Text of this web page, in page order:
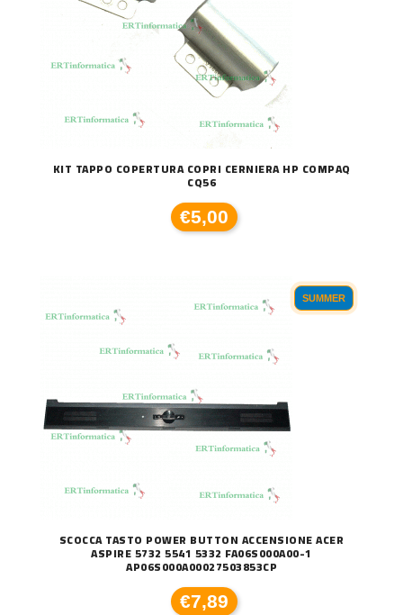
KIT TAPPO COPERTURA COPRI CERNIERA HP COMPAQ
CQ56
€5,00
SUMMER
SCOCCA TASTO POWER BUTTON ACCENSIONE ACER
ASPIRE 5732 5541 5332 FA06S000A00-1
AP06S000A00027503853CP
€7,89